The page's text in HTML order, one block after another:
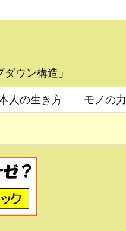
ウン構造」
人の生き方 モノの力